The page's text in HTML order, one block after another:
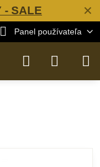
✕
- SALE
Panel používateľa